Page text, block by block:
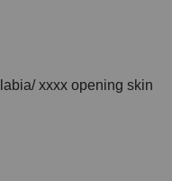
xxxx opening skin